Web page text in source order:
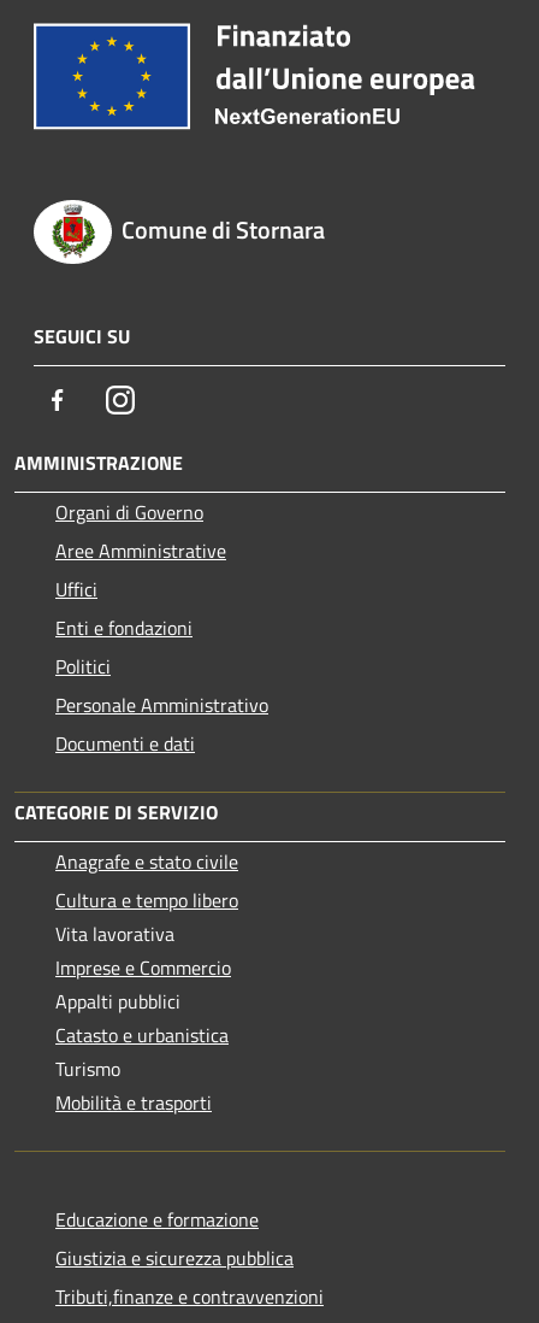
Comune di Stornara
SEGUICI SU
FacebookInstagram
AMMINISTRAZIONE
Organi di Governo
Aree Amministrative
Uffici
Enti e fondazioni
Politici
Personale Amministrativo
Documenti e dati
CATEGORIE DI SERVIZIO
Anagrafe e stato civile
Cultura e tempo libero
Vita lavorativa
Imprese e Commercio
Appalti pubblici
Catasto e urbanistica
Turismo
Mobilità e trasporti
Educazione e formazione
Giustizia e sicurezza pubblica
Tributi,finanze e contravvenzioni